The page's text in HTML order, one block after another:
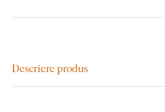
Descriere produs